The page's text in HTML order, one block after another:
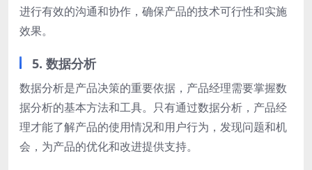
进行有效的沟通和协作，确保产品的技术可行性和实施
效果。
5. 数据分析
数据分析是产品决策的重要依据，产品经理需要掌握数
据分析的基本方法和工具。只有通过数据分析，产品经
理才能了解产品的使用情况和用户行为，发现问题和机
会，为产品的优化和改进提供支持。